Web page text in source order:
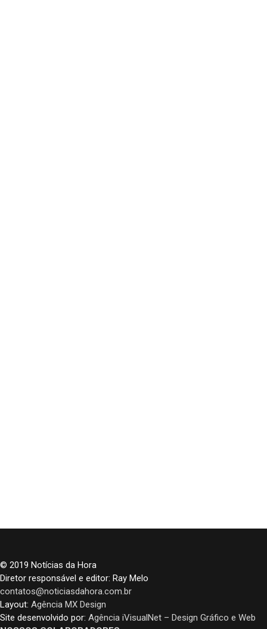
© 2019 Notícias da Hora
Diretor responsável e editor: Ray Melo
contatos@noticiasdahora.com.br
Layout: Agência MX Design
Site desenvolvido por: Agência iVisualNet – Design Gráfico e Web